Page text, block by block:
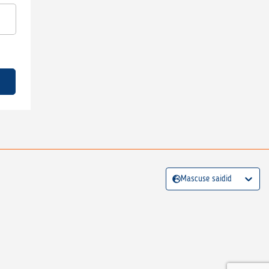
Mascuse saidid